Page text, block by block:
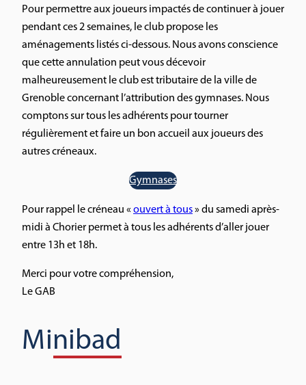
Pour permettre aux joueurs impactés de continuer à jouer
pendant ces 2 semaines, le club propose les
aménagements listés ci-dessous. Nous avons conscience
que cette annulation peut vous décevoir
malheureusement le club est tributaire de la ville de
Grenoble concernant l’attribution des gymnases. Nous
comptons sur tous les adhérents pour tourner
régulièrement et faire un bon accueil aux joueurs des
autres créneaux.
Gymnases
Pour rappel le créneau «ouvert à tous» du samedi après-
midi à Chorier permet à tous les adhérents d’aller jouer
entre 13h et 18h.
Merci pour votre compréhension,
Le GAB
Minibad